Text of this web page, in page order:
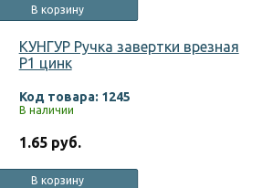
В корзину
КУНГУР Ручка завертки врезная
Р1 цинк
Код товара: 1245
В наличии
1.65 руб.
В корзину